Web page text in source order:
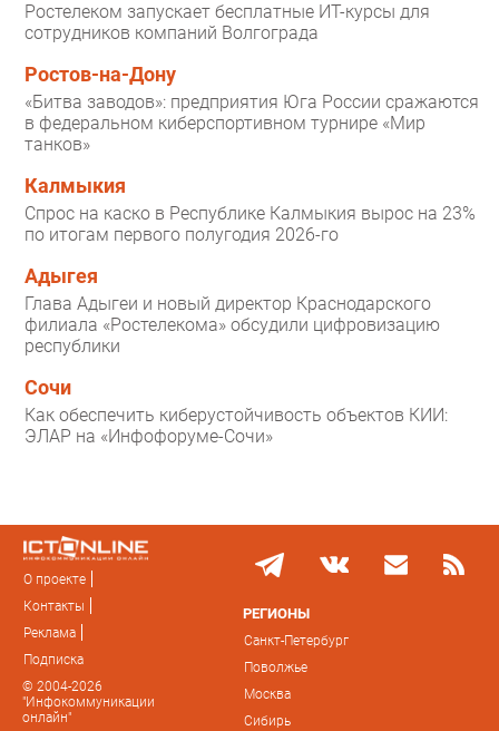
Ростелеком запускает бесплатные ИТ-курсы для
сотрудников компаний Волгограда
Ростов-на-Дону
«Битва заводов»: предприятия Юга России сражаются
в федеральном киберспортивном турнире «Мир
танков»
Калмыкия
Спрос на каско в Республике Калмыкия вырос на 23%
по итогам первого полугодия 2026-го
Адыгея
Глава Адыгеи и новый директор Краснодарского
филиала «Ростелекома» обсудили цифровизацию
республики
Сочи
Как обеспечить киберустойчивость объектов КИИ:
ЭЛАР на «Инфофоруме-Сочи»
О проекте
Контакты
Реклама
Подписка
© 2004-2026
"Инфокоммуникации
онлайн"
РЕГИОНЫ
Санкт-Петербург
Поволжье
Москва
Сибирь